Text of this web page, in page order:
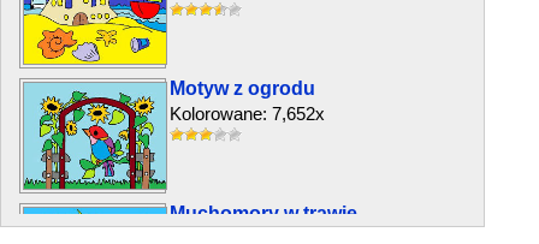
Motyw z ogrodu
Kolorowane: 7,652x
Muchomory w trawie